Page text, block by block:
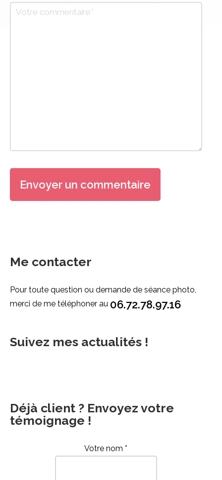
Me contacter
Pour toute question ou demande de séance photo,
merci de me téléphoner au 06.72.78.97.16
Suivez mes actualités !
Déjà client ? Envoyez votre
témoignage !
Votre nom *